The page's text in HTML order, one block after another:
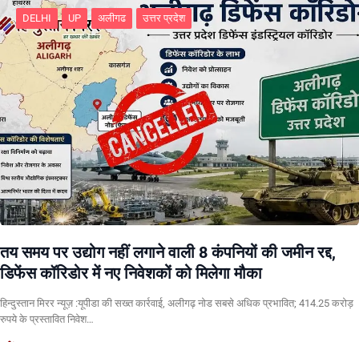
DELHI UP अलीगढ उत्तर प्रदेश
तय समय पर उद्योग नहीं लगाने वाली 8 कंपनियों की जमीन रद्द,
डिफेंस कॉरिडोर में नए निवेशकों को मिलेगा मौका
हिन्दुस्तान मिरर न्यूज़ :यूपीडा की सख्त कार्रवाई, अलीगढ़ नोड सबसे अधिक प्रभावित; 414.25 करोड़
रुपये के प्रस्तावित निवेश…